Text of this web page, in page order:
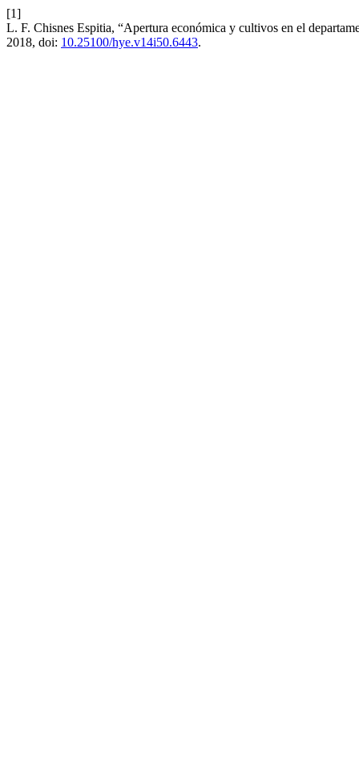
[1]
L. F. Chisnes Espitia, “Apertura económica y cultivos en el
2018, doi: 10.25100/hye.v14i50.6443.